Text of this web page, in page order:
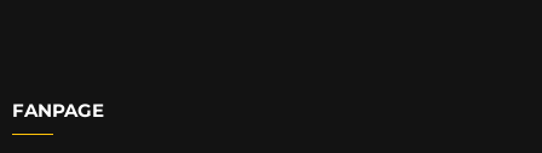
FANPAGE